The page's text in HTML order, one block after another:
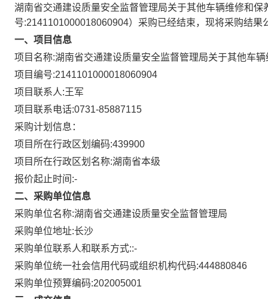
湖南省交通建设质量安全监督管理局关于其他车辆维修和保
号:2141101000018060904）采购已经结束，现将采购结果
一、项目信息
项目名称:湖南省交通建设质量安全监督管理局关于其他车
项目编号:2141101000018060904
项目联系人:王军
项目联系电话:0731-85887115
采购计划信息：
项目所在行政区划编码:439900
项目所在行政区划名称:湖南省本级
报价起止时间:-
二、采购单位信息
采购单位名称:湖南省交通建设质量安全监督管理局
采购单位地址:长沙
采购单位联系人和联系方式::-
采购单位统一社会信用代码或组织机构代码:444880846
采购单位预算编码:202005001